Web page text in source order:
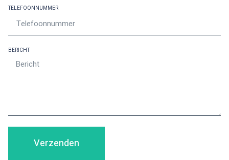
TELEFOONNUMMER
BERICHT
Verzenden